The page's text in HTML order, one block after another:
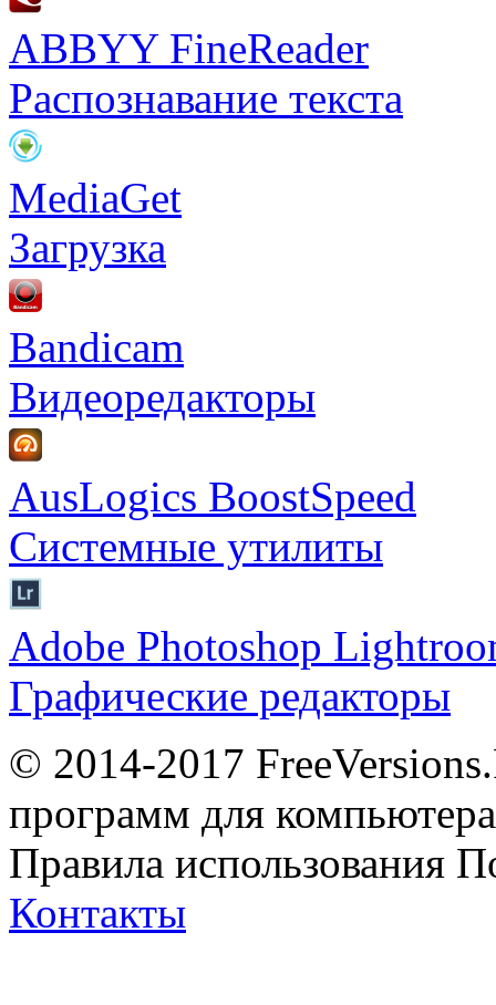
ABBYY FineReader
Распознавание текста
MediaGet
Загрузка
Bandicam
Видеоредакторы
AusLogics BoostSpeed
Системные утилиты
Adobe Photoshop
Графические редакторы
© 2014-2017
программ для
Правила использования
Контакты